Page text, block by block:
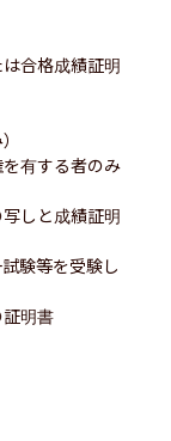
合格成績証明
有する者のみ
しと成績証明
験等を受験し
明書